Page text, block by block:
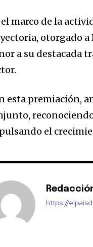
marco de la
otorgado a
a su destacada
esta premiación,
el
https://